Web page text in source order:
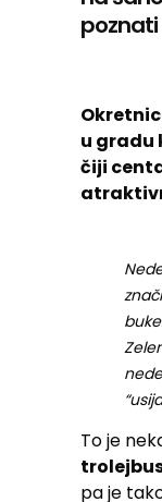
poznati
u gradu
čiji
To je
pa je